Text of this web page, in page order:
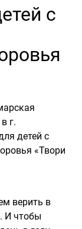
с
г.
детей с
«Твори
верить в
И чтобы